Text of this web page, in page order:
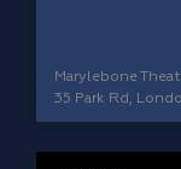
Marylebone
35 Park Rd,